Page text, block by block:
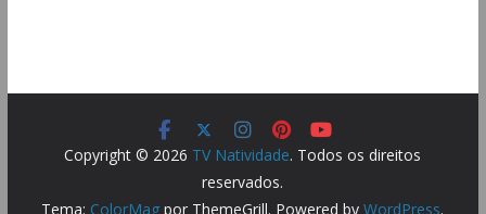
Copyright © 2026 TV Natividade. Todos os direitos
reservados.
Tema: ColorMag por ThemeGrill. Powered byWordPress.